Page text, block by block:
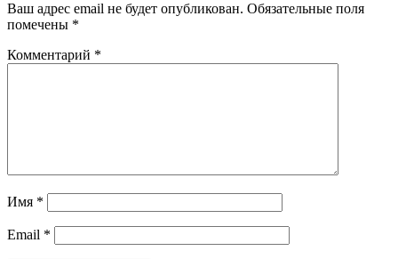
Ваш адрес email не будет опубликован. Обязательные поля
помечены *
Комментарий *
Имя *
Email *